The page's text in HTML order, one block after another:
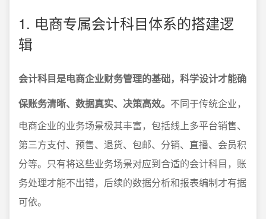
1. 电商专属会计科目体系的搭建逻
辑
会计科目是电商企业财务管理的基础，科学设计才能确
保账务清晰、数据真实、决策高效。 不同于传统企业，
电商企业的业务场景极其丰富，包括线上多平台销售、
第三方支付、预售、退货、包邮、分销、直播、会员积
分等。只有将这些业务场景对应到合适的会计科目，账
务处理才能不出错，后续的数据分析和报表编制才有据
可依。